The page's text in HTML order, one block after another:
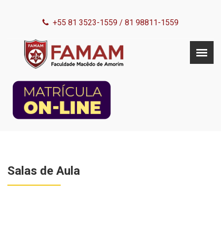
+55 81 3523-1559 / 81 98811-1559
Salas de Aula